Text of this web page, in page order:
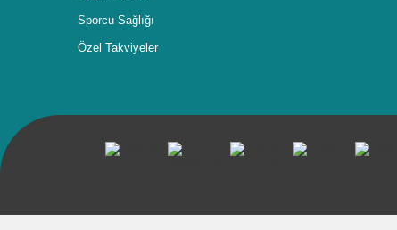
Sporcu Sağlığı
Özel Takviyeler